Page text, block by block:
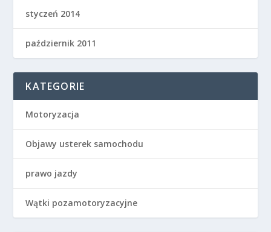
styczeń 2014
październik 2011
KATEGORIE
Motoryzacja
Objawy usterek samochodu
prawo jazdy
Wątki pozamotoryzacyjne